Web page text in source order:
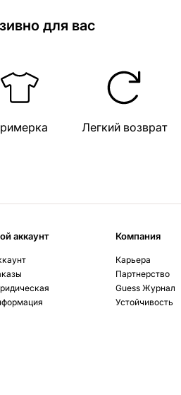
для вас
Легкий возврат
аккаунт Компания
Карьера
Партнерство
Guess Журнал
Устойчивость